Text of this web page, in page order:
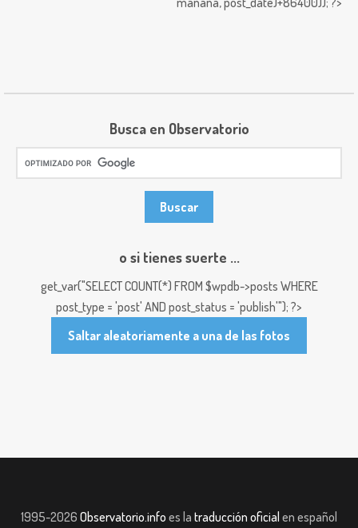
Busca en Observatorio
o si tienes suerte ...
get_var("SELECT COUNT(*) FROM $wpdb->posts WHERE
post_type = 'post' AND post_status = 'publish'"); ?>
Saltar aleatoriamente a una de las fotos
1995-2026 Observatorio.info es la traducción oficial en español